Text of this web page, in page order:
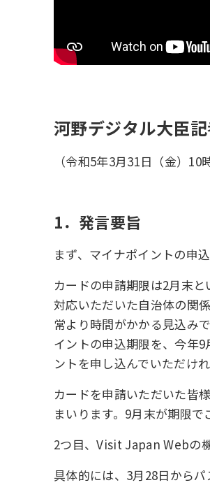
河野デジタル大臣
（令和5年3月31日（金）
1．発言要旨
まず、マイナポイントの申込
カードの申請期限は2月末
対応いただいた自治体の関
常より時間がかかる見込み
イントの申込期限を、今年
ントを申し込んでいただけ
カードを申請いただいた皆
まいります。9月末が期限で
2つ目、Visit Japan Webの
具体的には、3月28日から